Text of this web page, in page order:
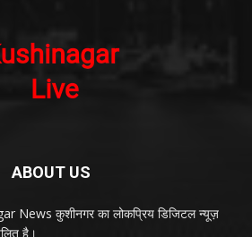
ABOUT US
News कुशीनगर का लोकप्रिय डिजिटल न्यूज़
है।